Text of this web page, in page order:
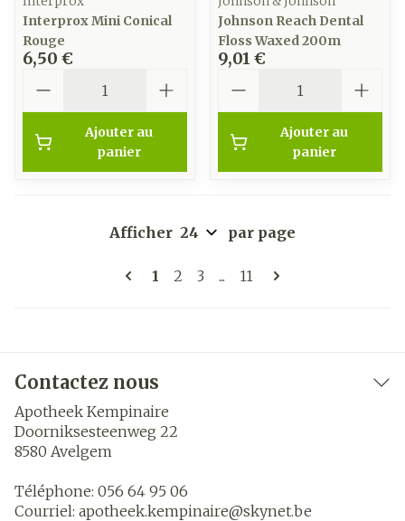
Interprox Mini Conical
Rouge
6,50 €
Ajouter au
panier
Johnson Reach Dental
Floss Waxed 200m
9,01 €
Ajouter au
panier
Pages
Vous lisez actuellement la page
1 Page
2 Page
3 ... Page
11
Afficher par page
Contactez nous
Apotheek Kempinaire
Doorniksesteenweg 22
8580 Avelgem
Téléphone: 056 64 95 06
Courriel: apotheek.kempinaire@skynet.be